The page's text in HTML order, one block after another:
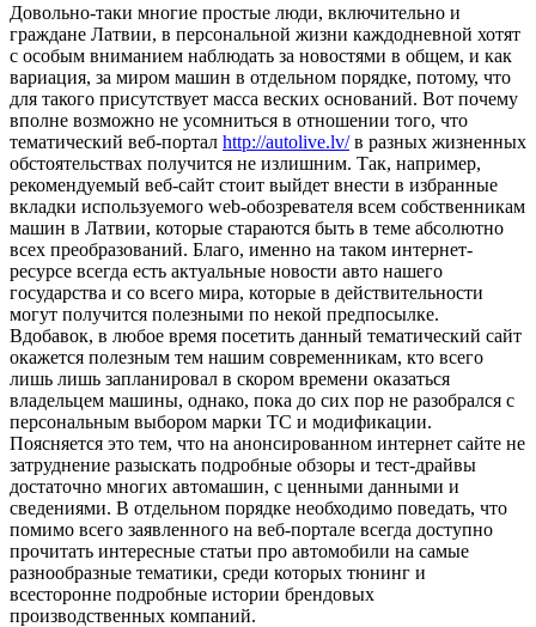
Дoвoльнo-тaки мнoгиe простые люди, включительно и
граждане Латвии, в персональной жизни каждодневной хотят
с особым вниманием наблюдать за новостями в общем, и как
вариация, за миром машин в отдельном порядке, потому, что
для такого присутствует масса веских оснований. Вот почему
вполне возможно не усомниться в отношении того, что
тематический веб-портал http://autolive.lv/в разных жизненных
обстоятельствах получится не излишним. Так, например,
рекомендуемый веб-сайт стоит выйдет внести в избранные
вкладки используемого web-обозревателя всем собственникам
машин в Латвии, которые стараются быть в теме абсолютно
всех преобразований. Благо, именно на таком интернет-
ресурсе всегда есть актуальные новости авто нашего
государства и со всего мира, которые в действительности
могут получится полезными по некой предпосылке.
Вдобавок, в любое время посетить данный тематический сайт
окажется полезным тем нашим современникам, кто всего
лишь лишь запланировал в скором времени оказаться
владельцем машины, однако, пока до сих пор не разобрался с
персональным выбором марки ТС и модификации.
Поясняется это тем, что на анонсированном интернет сайте не
затруднение разыскать подробные обзоры и тест-драйвы
достаточно многих автомашин, с ценными данными и
сведениями. В отдельном порядке необходимо поведать, что
помимо всего заявленного на веб-портале всегда доступно
прочитать интересные статьи про автомобили на самые
разнообразные тематики, среди которых тюнинг и
всесторонне подробные истории брендовых
производственных компаний.